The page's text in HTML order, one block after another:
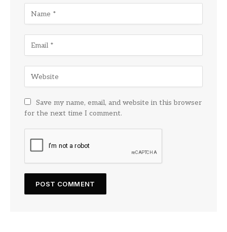
Save my name, email, and website in this browser
for the next time I comment.